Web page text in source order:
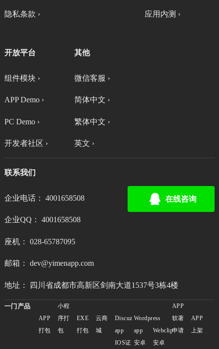
隐私条款 › 应用内测 ›
开放平台
组件模块 ›
APP Demo ›
PC Demo ›
开发者社区 ›
其他
微信客服 ›
简体中文 ›
繁体中文 ›
英文 ›
联系我们
企业电话： 4001658508
企业QQ： 4001658508
座机： 028-65787095
邮箱： dev@yimenapp.com
地址： 四川省成都市高新区剑南大道1537号3栋4楼
在线咨询
一门产品
APP
打包
小程
序打
包
EXE
打包
云商
城
Discuz
app
Wordpress
app
Webclip
APP
软著
申请
APP
上架
IOS证 安卓
安卓